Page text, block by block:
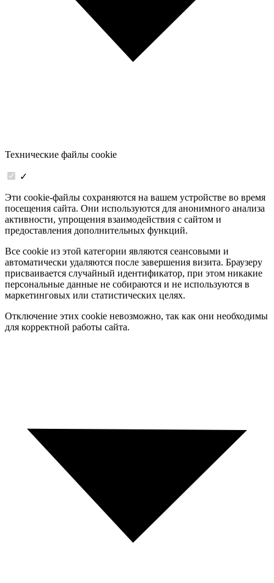
Технические файлы cookie
✓
Эти cookie-файлы сохраняются на вашем устройстве во время
посещения сайта. Они используются для анонимного анализа
активности, упрощения взаимодействия с сайтом и
предоставления дополнительных функций.
Все cookie из этой категории являются сеансовыми и
автоматически удаляются после завершения визита. Браузеру
присваивается случайный идентификатор, при этом никакие
персональные данные не собираются и не используются в
маркетинговых или статистических целях.
Отключение этих cookie невозможно, так как они необходимы
для корректной работы сайта.